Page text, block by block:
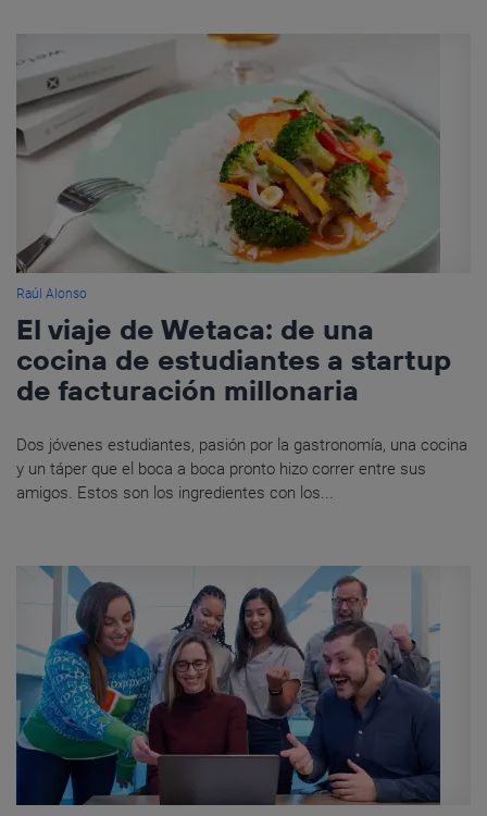
Raúl Alonso
El viaje de Wetaca: de una
cocina de estudiantes a startup
de facturación millonaria
Dos jóvenes estudiantes, pasión por la gastronomía, una cocina
y un táper que el boca a boca pronto hizo correr entre sus
amigos. Estos son los ingredientes con los...